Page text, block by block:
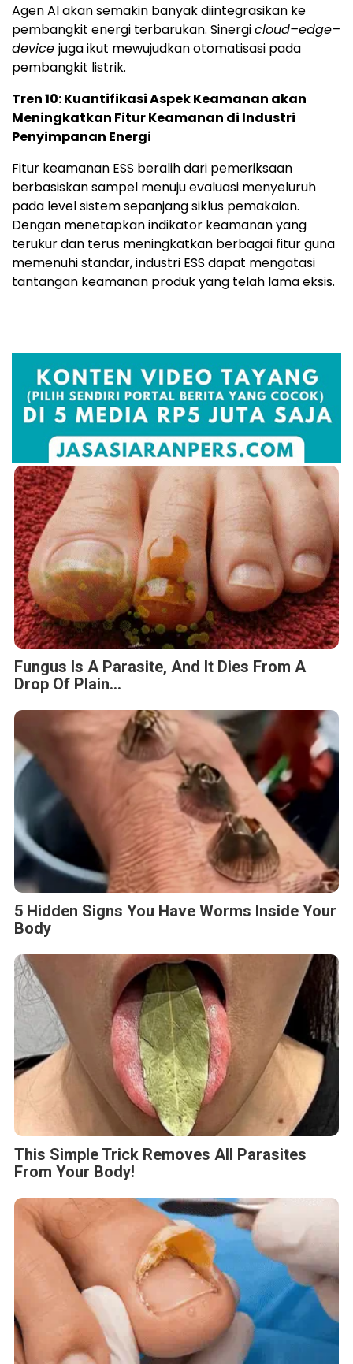
Agen AI akan semakin banyak diintegrasikan ke
pembangkit energi terbarukan. Sinergicloud–edge–
device juga ikut mewujudkan otomatisasi pada
pembangkit listrik.
Tren 10: Kuantifikasi Aspek Keamanan akan
Meningkatkan Fitur Keamanan di Industri
Penyimpanan Energi
Fitur keamanan ESS beralih dari pemeriksaan
berbasiskan sampel menuju evaluasi menyeluruh
pada level sistem sepanjang siklus pemakaian.
Dengan menetapkan indikator keamanan yang
terukur dan terus meningkatkan berbagai fitur guna
memenuhi standar, industri ESS dapat mengatasi
tantangan keamanan produk yang telah lama eksis.
Fungus Is A Parasite, And It Dies From A
Drop Of Plain...
5 Hidden Signs You Have Worms Inside Your
Body
This Simple Trick Removes All Parasites
From Your Body!